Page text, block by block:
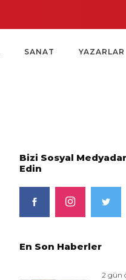
Yoko Ono
SANAT YAZARLAR
Bizi Sosyal
Edin
En Son Haberler
2 gün